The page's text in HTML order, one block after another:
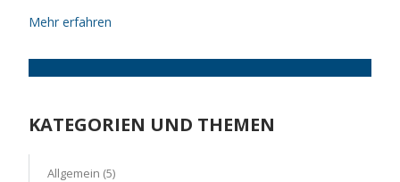
Mehr erfahren
KATEGORIEN UND THEMEN
Allgemein (5)